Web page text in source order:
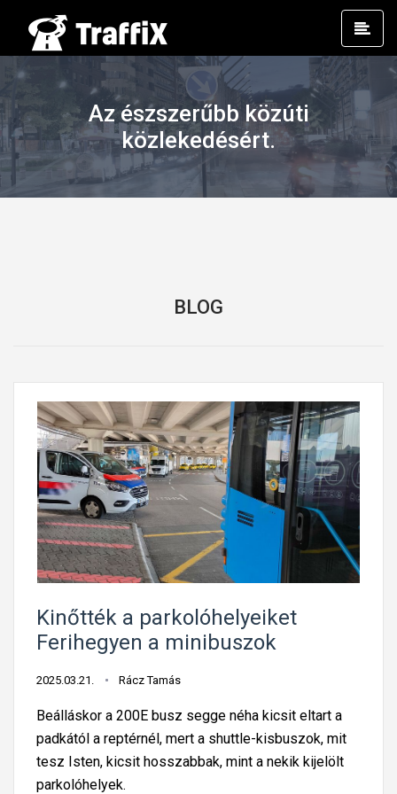
Az észszerűbb közúti
közlekedésért.
BLOG
Kinőtték a parkolóhelyeiket
Ferihegyen a minibuszok
2025.03.21. Rácz Tamás
Beálláskor a 200E busz segge néha kicsit eltart a
padkától a reptérnél, mert a shuttle-kisbuszok, mit
tesz Isten, kicsit hosszabbak, mint a nekik kijelölt
parkolóhelyek.